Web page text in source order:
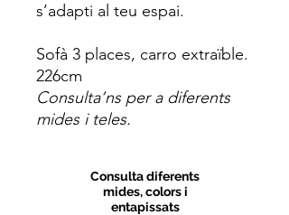
s’adapti al teu espai.
Sofà 3 places, carro extraïble.
226cm
Consulta’ns per a diferents
mides i teles.
Consulta diferents
mides, colors i
entapissats